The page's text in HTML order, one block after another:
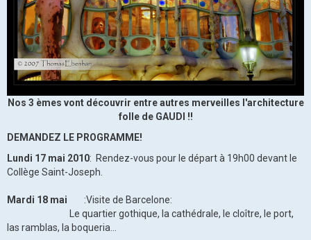
Nos 3 èmes vont découvrir entre autres merveilles l'architecture
folle de GAUDI !!
DEMANDEZ LE PROGRAMME!
Lundi 17 mai 2010: Rendez-vous pour le départ à 19h00 devant le
Collège Saint-Joseph.
Mardi 18 mai :Visite de Barcelone:
Le quartier gothique, la cathédrale, le cloître, le port,
las ramblas, la boqueria...